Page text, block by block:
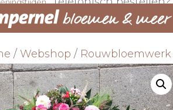
/ Webshop / Rouwbloemwerk